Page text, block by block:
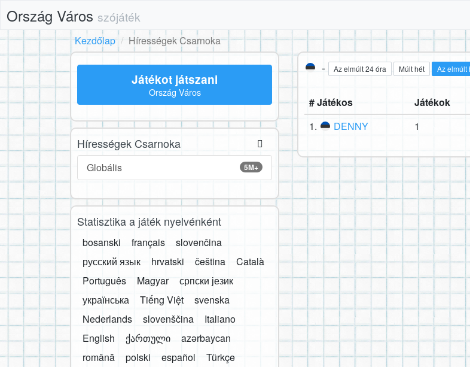
Ország Város szójáték
Kezdőlap
Hírességek Csarnoka
- Az elmúlt 24 óra Múlt hét Az elmúlt
# Játékos Játékok
1.
DENNY 1
Játékot játszani
Ország Város
Hírességek Csarnoka
5M+
Globális
Statisztika a játék nyelvénként
bosanski français
slovenčina
русский язык
hrvatski čeština
Català
Português
Magyar
српски језик
українська
Tiếng Việt
svenska
Nederlands
slovenščina
Italiano
English
ქართული
azərbaycan
română
polski español
Türkçe